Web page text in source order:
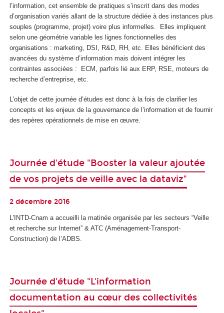
l’information, cet ensemble de pratiques s’inscrit dans des modes
d’organisation variés allant de la structure dédiée à des instances plus
souples (programme, projet) voire plus informelles. Elles impliquent
selon une géométrie variable les lignes fonctionnelles des
organisations : marketing, DSI, R&D, RH, etc. Elles bénéficient des
avancées du système d’information mais doivent intégrer les
contraintes associées : ECM, parfois lié aux ERP, RSE, moteurs de
recherche d’entreprise, etc.
L’objet de cette journée d’études est donc à la fois de clarifier les
concepts et les enjeux de la gouvernance de l’information et de fournir
des repères opérationnels de mise en œuvre.
Journée d'étude "Booster la valeur ajoutée
de vos projets de veille avec la dataviz"
2 décembre 2016
L'INTD-Cnam a accueilli la matinée organisée par les secteurs “Veille
et recherche sur Internet” & ATC (Aménagement-Transport-
Construction) de l’ADBS.
Journée d'étude "L'information
documentation au cœur des collectivités